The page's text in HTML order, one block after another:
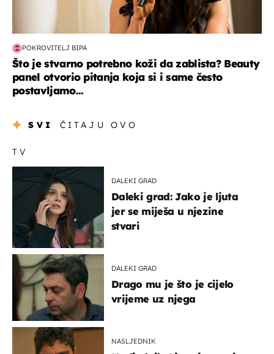
POKROVITELJ BIPA
Što je stvarno potrebno koži da zablista? Beauty
panel otvorio pitanja koja si i same često
postavljamo...
SVI ČITAJU OVO
TV
DALEKI GRAD
Daleki grad: Jako je ljuta
jer se miješa u njezine
stvari
DALEKI GRAD
Drago mu je što je cijelo
vrijeme uz njega
NASLJEDNIK